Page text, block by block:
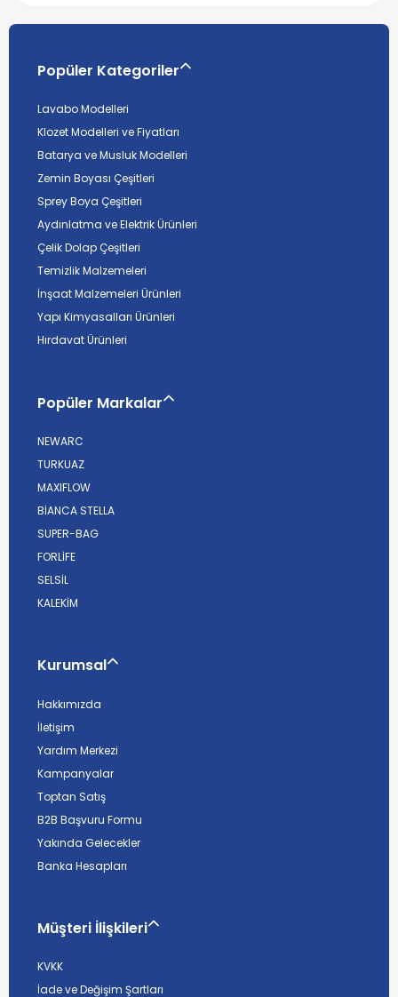
Popüler Kategoriler
Lavabo Modelleri
Klozet Modelleri ve Fiyatları
Batarya ve Musluk Modelleri
Zemin Boyası Çeşitleri
Sprey Boya Çeşitleri
Aydınlatma ve Elektrik Ürünleri
Çelik Dolap Çeşitleri
Temizlik Malzemeleri
İnşaat Malzemeleri Ürünleri
Yapı Kimyasalları Ürünleri
Hırdavat Ürünleri
Popüler Markalar
NEWARC
TURKUAZ
MAXIFLOW
BİANCA STELLA
SUPER-BAG
FORLİFE
SELSİL
KALEKİM
Kurumsal
Hakkımızda
İletişim
Yardım Merkezi
Kampanyalar
Toptan Satış
B2B Başvuru Formu
Yakında Gelecekler
Banka Hesapları
Müşteri İlişkileri
KVKK
İade ve Değişim Şartları